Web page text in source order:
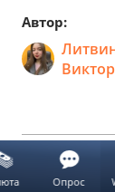
Автор:
Опрос